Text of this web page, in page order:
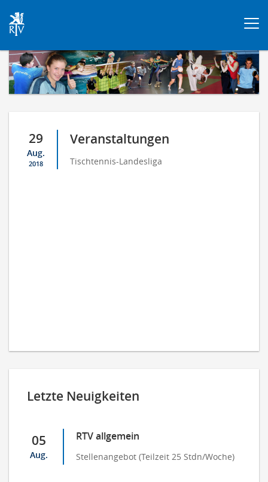
29
Aug.
2018
Veranstaltungen
Tischtennis-Landesliga
Letzte Neuigkeiten
05
Aug.
RTV allgemein
Stellenangebot (Teilzeit 25 Stdn/Woche)